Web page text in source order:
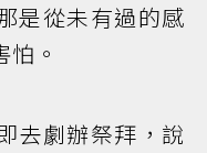
是從未有過的感
。
去劇辦祭拜，說